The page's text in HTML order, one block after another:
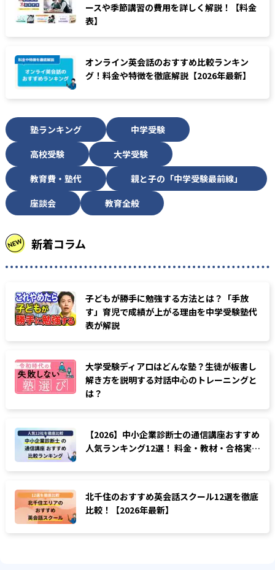
ースや季節講習の費用を詳しく解説！【料金
表】
オンライン英会話のおすすめ比較ランキン
グ！料金や特徴を徹底解説【2026年最新】
塾ランキング
中学受験
高校受験
大学受験
教育費・塾代
親と子の「中学受験最前線」
座談会
教育全般
新着コラム
子どもが勝手に勉強する方法とは？「手放
す」育児で成績が上がる理由を中学受験塾代
表が解説
大学受験ディアロはどんな塾？生徒が板書し
解き方を説明する対話中心のトレーニングと
は？
【2026】中小企業診断士の通信講座おすすめ
人気ランキング12選！ 料金・教材・合格実…
北千住のおすすめ英会話スクール12選を徹底
比較！【2026年最新】